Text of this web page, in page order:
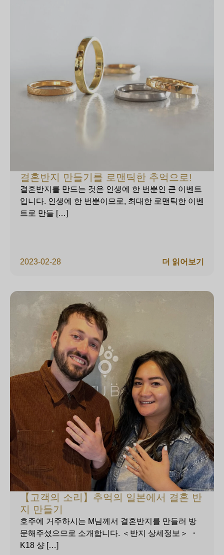
결혼반지 만들기를 로맨틱한 추억으로!
2023-02-28
결혼반지를 만드는 것은 인생에 한 번뿐인 큰 이벤트
입니다. 인생에 한 번뿐이므로, 최대한 로맨틱한 이벤
트로 만들 […]
더 읽어보기
【고객의 소리】추억의 일본에서 결혼 반
지 만들기
호주에 거주하시는 M님께서 결혼반지를 만들러 방
문해주셨으므로 소개합니다. ＜반지 상세정보＞ ・
K18 샹 […]